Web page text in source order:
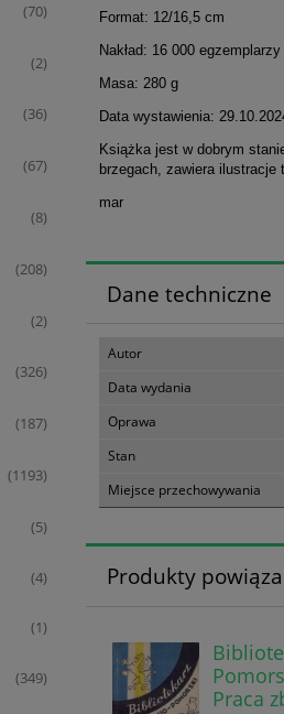
(70)
(2)
(36)
(67)
(8)
(208)
(2)
(326)
(187)
(1193)
(5)
(4)
(1)
(349)
Format: 12/16,5 cm
Nakład: 16 000 egzemplarzy
Masa: 280 g
Data wystawienia:
Książka jest w dobrym
brzegach, zawiera ilustracje
mar
Dane techniczne
Autor
Data wydania
Oprawa
Stan
Miejsce przechowywania
Produkty
Praca